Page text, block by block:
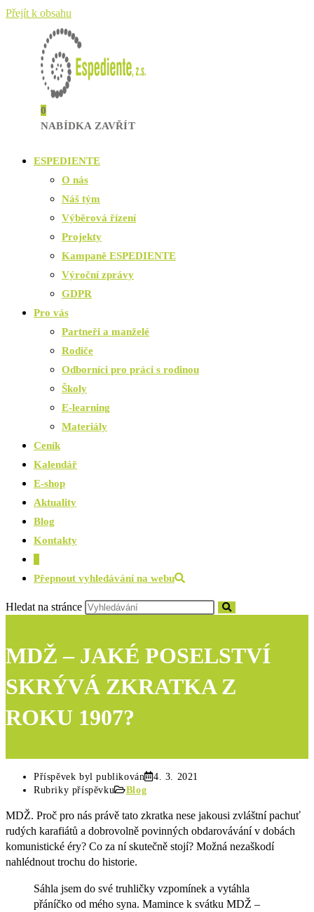
Přejít k obsahu
0
NABÍDKA ZAVŘÍT
ESPEDIENTE
O nás
Náš tým
Výběrová řízení
Projekty
Kampaně ESPEDIENTE
Výroční zprávy
GDPR
Pro vás
Partneři a manželé
Rodiče
Odborníci pro práci s rodinou
Školy
E-learning
Materiály
Ceník
Kalendář
E-shop
Aktuality
Blog
Kontakty
Přepnout vyhledávání na webu
Hledat na stránce
MDŽ – JAKÉ POSELSTVÍ
SKRÝVÁ ZKRATKA Z
ROKU 1907?
Příspěvek byl publikován
4. 3. 2021
Rubriky příspěvku
Blog
MDŽ. Proč pro nás právě tato zkratka nese jakousi zvláštní pachuť
rudých karafiátů a dobrovolně povinných obdarovávání v dobách
komunistické éry? Co za ní skutečně stojí? Možná nezaškodí
nahlédnout trochu do historie.
Sáhla jsem do své truhličky vzpomínek a vytáhla
přáníčko od mého syna. Mamince k svátku MDŽ –